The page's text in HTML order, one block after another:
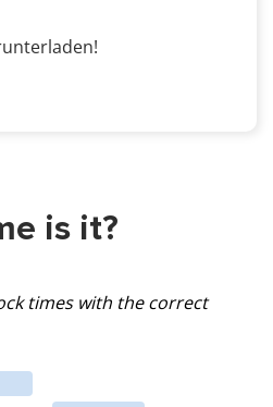
is it?